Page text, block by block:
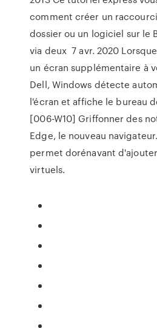
comment créer un
dossier ou un logiciel sur le
via deux 7 avr. 2020
un écran supplémentaire à
Dell, Windows détecte
l'écran et affiche le bureau
[006-W10] Griffonner des
Edge, le nouveau
permet dorénavant
virtuels.